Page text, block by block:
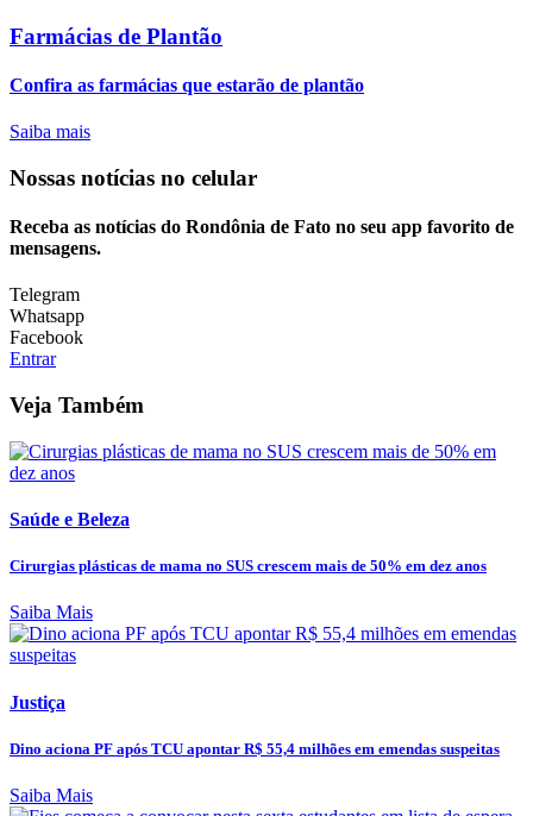
Farmácias de Plantão
Confira as farmácias que estarão de plantão
Saiba mais
Nossas notícias no celular
Receba as notícias do Rondônia de Fato no seu app favorito de
mensagens.
Telegram
Whatsapp
Facebook
Entrar
Veja Também
Saúde e Beleza
Cirurgias plásticas de mama no SUS crescem mais de 50% em dez anos
Saiba Mais
Justiça
Dino aciona PF após TCU apontar R$ 55,4 milhões em emendas suspeitas
Saiba Mais